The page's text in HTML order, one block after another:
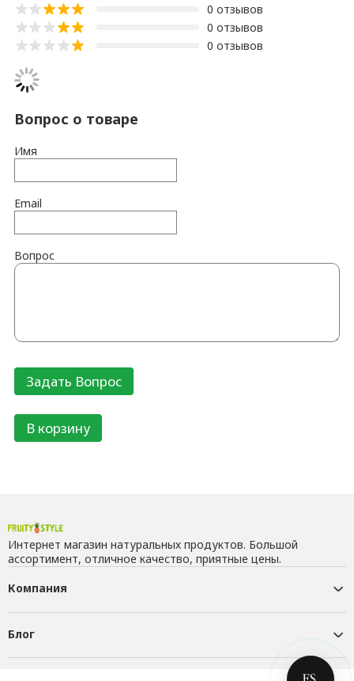
0 отзывов
0 отзывов
0 отзывов
Вопрос о товаре
Имя
Email
Вопрос
В корзину
Интернет магазин натуральных продуктов. Большой
ассортимент, отличное качество, приятные цены.
Компания
Блог